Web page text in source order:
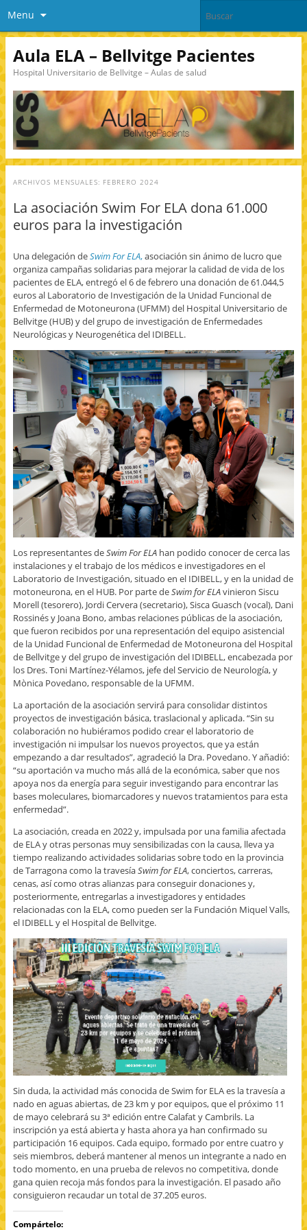
Menu
Aula ELA – Bellvitge Pacientes
Hospital Universitario de Bellvitge – Aulas de salud
ARCHIVOS MENSUALES: FEBRERO 2024
La asociación Swim For ELA dona 61.000
euros para la investigación
Una delegación deSwim For ELA,asociación sin ánimo de lucro que
organiza campañas solidarias para mejorar la calidad de vida de los
pacientes de ELA, entregó el 6 de febrero una donación de 61.044,5
euros al Laboratorio de Investigación de la Unidad Funcional de
Enfermedad de Motoneurona (UFMM) del Hospital Universitario de
Bellvitge (HUB) y del grupo de investigación de Enfermedades
Neurológicas y Neurogenética del IDIBELL.
Los representantes deSwim For ELAhan podido conocer de cerca las
instalaciones y el trabajo de los médicos e investigadores en el
Laboratorio de Investigación, situado en el IDIBELL, y en la unidad de
motoneurona, en el HUB. Por parte deSwim for ELAvinieron Siscu
Morell (tesorero), Jordi Cervera (secretario), Sisca Guasch (vocal), Dani
Rossinés y Joana Bono, ambas relaciones públicas de la asociación,
que fueron recibidos por una representación del equipo asistencial
de la Unidad Funcional de Enfermedad de Motoneurona del Hospital
de Bellvitge y del grupo de investigación del IDIBELL, encabezada por
los Dres. Toni Martínez-Yélamos, jefe del Servicio de Neurología, y
Mònica Povedano, responsable de la UFMM.
La aportación de la asociación servirá para consolidar distintos
proyectos de investigación básica, traslacional y aplicada. “Sin su
colaboración no hubiéramos podido crear el laboratorio de
investigación ni impulsar los nuevos proyectos, que ya están
empezando a dar resultados”, agradeció la Dra. Povedano. Y añadió:
“su aportación va mucho más allá de la económica, saber que nos
apoya nos da energía para seguir investigando para encontrar las
bases moleculares, biomarcadores y nuevos tratamientos para esta
enfermedad”.
La asociación, creada en 2022 y, impulsada por una familia afectada
de ELA y otras personas muy sensibilizadas con la causa, lleva ya
tiempo realizando actividades solidarias sobre todo en la provincia
de Tarragona como la travesíaSwim for ELA, conciertos, carreras,
cenas, así como otras alianzas para conseguir donaciones y,
posteriormente, entregarlas a investigadores y entidades
relacionadas con la ELA, como pueden ser la Fundación Miquel Valls,
el IDIBELL y el Hospital de Bellvitge.
Sin duda, la actividad más conocida de Swim for ELA es la travesía a
nado en aguas abiertas, de 23 km y por equipos, que el próximo 11
de mayo celebrará su 3ª edición entre Calafat y Cambrils. La
inscripción ya está abierta y hasta ahora ya han confirmado su
participación 16 equipos. Cada equipo, formado por entre cuatro y
seis miembros, deberá mantener al menos un integrante a nado en
todo momento, en una prueba de relevos no competitiva, donde
gana quien recoja más fondos para la investigación. El pasado año
consiguieron recaudar un total de 37.205 euros.
Compártelo: